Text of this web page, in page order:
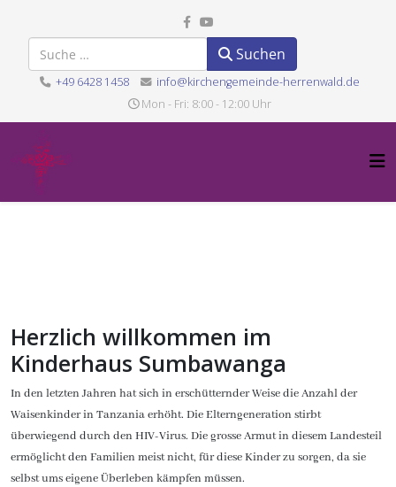
Suchen Suchen
+49 6428 1458
info@kirchengemeinde-herrenwald.de
Mon - Fri: 8:00 - 12:00 Uhr
Herzlich willkommen im
Kinderhaus Sumbawanga
In den letzten Jahren hat sich in erschütternder Weise die Anzahl der
Waisenkinder in Tanzania erhöht. Die Elterngeneration stirbt
überwiegend durch den HIV-Virus. Die grosse Armut in diesem Landesteil
ermöglicht den Familien meist nicht, für diese Kinder zu sorgen, da sie
selbst ums eigene Überleben kämpfen müssen.